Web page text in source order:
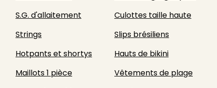
S.G. d'allaitement
Culottes taille haute
Strings
Slips brésiliens
Hotpants et shortys
Hauts de bikini
Maillots 1 pièce
Vêtements de plage